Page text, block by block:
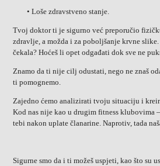
• Loše zdravstveno stanje.
Tvoj doktor ti je sigurno već preporučio
zdravlje, a možda i za poboljšanje krvne
čekala? Hoćeš li opet odgađati dok sve ne
Znamo da ti nije cilj odustati, nego ne znaš
ti pomognemo.
Zajedno ćemo analizirati tvoju situaciju i
Kod nas nije kao u drugim fitness klubovima
tebi nakon uplate članarine. Naprotiv, tada
Sigurne smo da i ti možeš uspjeti, kao što su